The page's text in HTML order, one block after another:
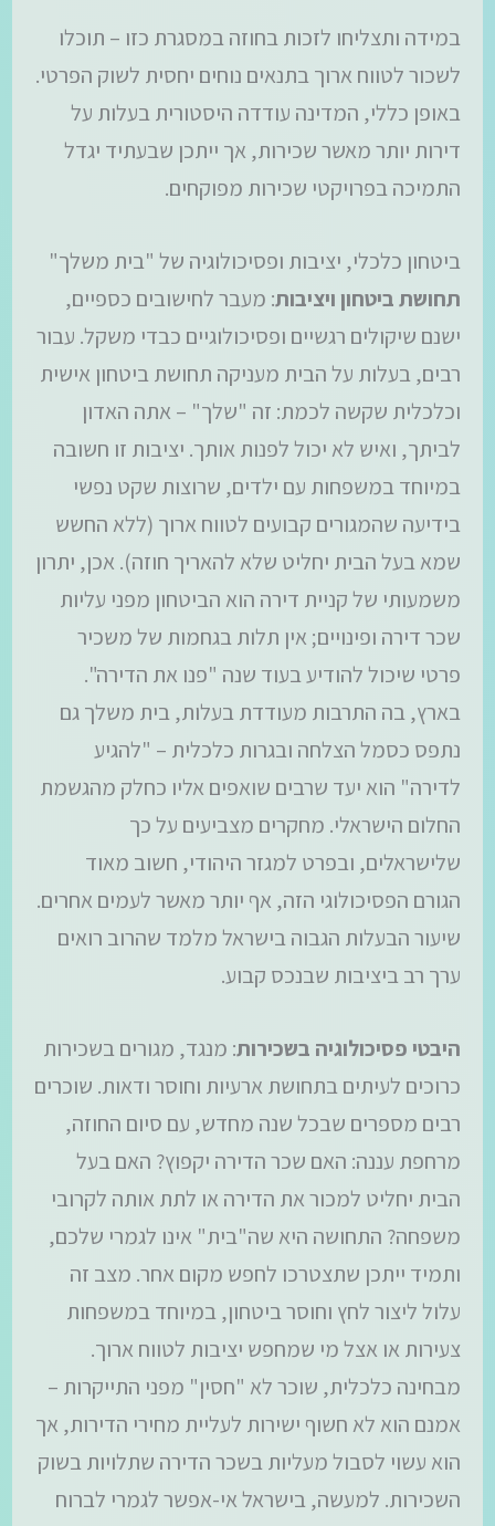
במידה ותצליחו לזכות בחוזה במסגרת כזו – תוכלו
לשכור לטווח ארוך בתנאים נוחים יחסית לשוק הפרטי.
באופן כללי, המדינה עודדה היסטורית בעלות על
דירות יותר מאשר שכירות, אך ייתכן שבעתיד יגדל
התמיכה בפרויקטי שכירות מפוקחים.
ביטחון כלכלי, יציבות ופסיכולוגיה של "בית משלך"
תחושת ביטחון ויציבות: מעבר לחישובים כספיים,
ישנם שיקולים רגשיים ופסיכולוגיים כבדי משקל. עבור
רבים, בעלות על הבית מעניקה תחושת ביטחון אישית
וכלכלית שקשה לכמת: זה "שלך" – אתה האדון
לביתך, ואיש לא יכול לפנות אותך. יציבות זו חשובה
במיוחד במשפחות עם ילדים, שרוצות שקט נפשי
בידיעה שהמגורים קבועים לטווח ארוך (ללא החשש
שמא בעל הבית יחליט שלא להאריך חוזה). אכן, יתרון
משמעותי של קניית דירה הוא הביטחון מפני עליות
שכר דירה ופינויים; אין תלות בגחמות של משכיר
פרטי שיכול להודיע בעוד שנה "פנו את הדירה".
בארץ, בה התרבות מעודדת בעלות, בית משלך גם
נתפס כסמל הצלחה ובגרות כלכלית – "להגיע
לדירה" הוא יעד שרבים שואפים אליו כחלק מהגשמת
החלום הישראלי. מחקרים מצביעים על כך
שלישראלים, ובפרט למגזר היהודי, חשוב מאוד
הגורם הפסיכולוגי הזה, אף יותר מאשר לעמים אחרים.
שיעור הבעלות הגבוה בישראל מלמד שהרוב רואים
ערך רב ביציבות שבנכס קבוע.
היבטי פסיכולוגיה בשכירות: מנגד, מגורים בשכירות
כרוכים לעיתים בתחושת ארעיות וחוסר ודאות. שוכרים
רבים מספרים שבכל שנה מחדש, עם סיום החוזה,
מרחפת עננה: האם שכר הדירה יקפוץ? האם בעל
הבית יחליט למכור את הדירה או לתת אותה לקרובי
משפחה? התחושה היא שה"בית" אינו לגמרי שלכם,
ותמיד ייתכן שתצטרכו לחפש מקום אחר. מצב זה
עלול ליצור לחץ וחוסר ביטחון, במיוחד במשפחות
צעירות או אצל מי שמחפש יציבות לטווח ארוך.
מבחינה כלכלית, שוכר לא "חסין" מפני התייקרות –
אמנם הוא לא חשוף ישירות לעליית מחירי הדירות, אך
הוא עשוי לסבול מעליות בשכר הדירה שתלויות בשוק
השכירות. למעשה, בישראל אי-אפשר לגמרי לברוח